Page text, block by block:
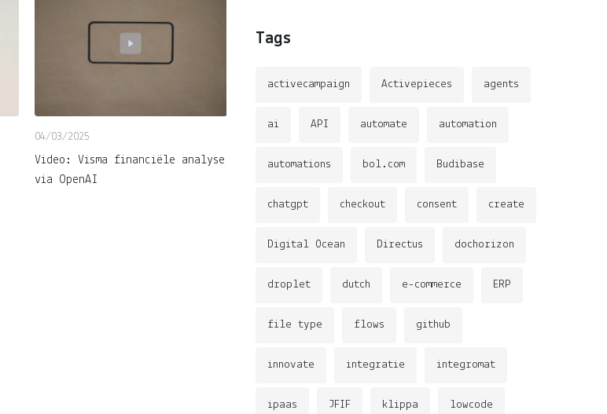
04/03/2025
Video: Visma financiële analyse
via OpenAI
Versterk uw e-commerce
WooCommerce, en
Intelligente
MKB
Tags
activecampaign Activepieces agents
ai API automate automation
automations bol.com Budibase
chatgpt checkout consent create
Digital Ocean Directus dochorizon
droplet dutch e-commerce ERP
file type flows github
innovate integratie integromat
ipaas JFIF klippa lowcode